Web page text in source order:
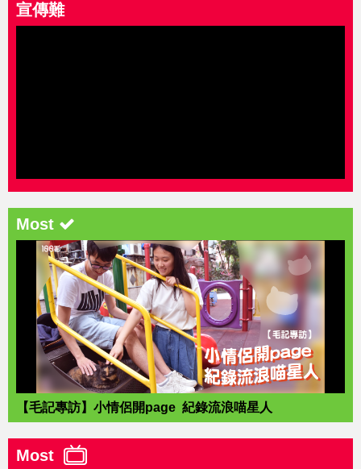
宣傳難
Most
【毛記專訪】小情侶開page 紀錄流浪喵星人
Most